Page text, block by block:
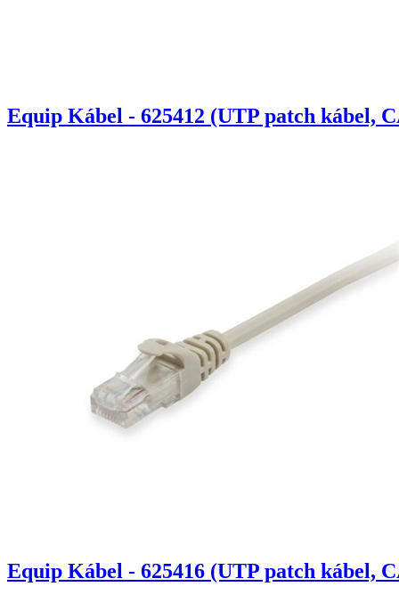
Equip Kábel - 625412 (UTP patch kábel,
Equip Kábel - 625416 (UTP patch kábel,